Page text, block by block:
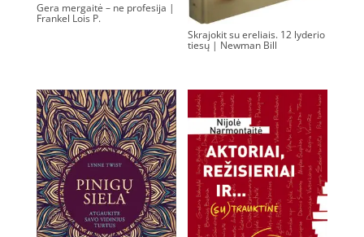
Gera mergaitė – ne profesija |
Frankel Lois P.
Skrajokit su ereliais. 12 lyderio
tiesų | Newman Bill